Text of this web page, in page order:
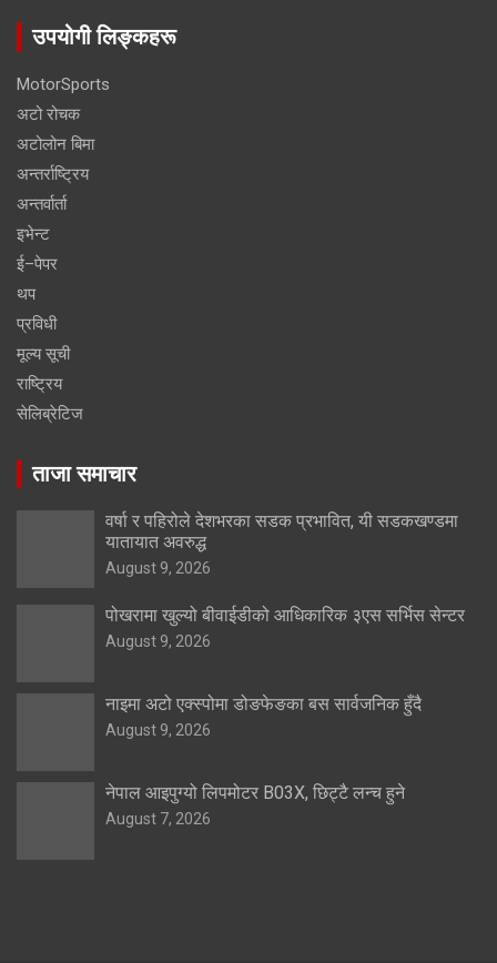
उपयोगी लिङ्कहरू
MotorSports
अटो रोचक
अटोलोन बिमा
अन्तर्राष्ट्रिय
अन्तर्वार्ता
इभेन्ट
ई–पेपर
थप
प्रविधी
मूल्य सूची
राष्ट्रिय
सेलिब्रेटिज
ताजा समाचार
वर्षा र पहिरोले देशभरका सडक प्रभावित, यी सडकखण्डमा
यातायात अवरुद्ध
August 9, 2026
पोखरामा खुल्यो बीवाईडीको आधिकारिक ३एस सर्भिस सेन्टर
August 9, 2026
नाइमा अटो एक्स्पोमा डोङफेङका बस सार्वजनिक हुँदै
August 9, 2026
नेपाल आइपुग्यो लिपमोटर B03X, छिट्टै लन्च हुने
August 7, 2026